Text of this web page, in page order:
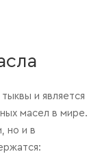
и является
масел в мире.
но и в